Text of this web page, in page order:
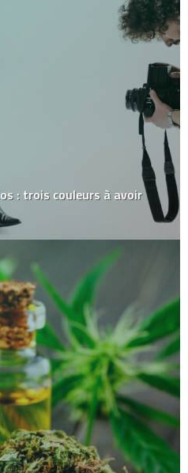
: trois couleurs à avoir